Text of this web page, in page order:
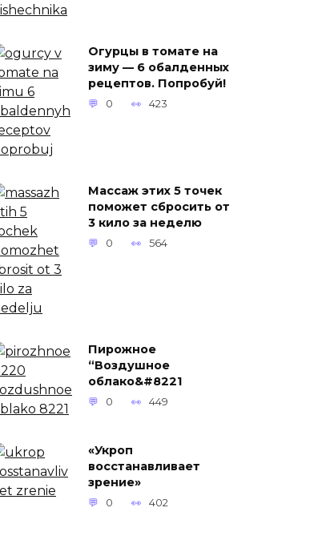
Огурцы в томате на
зиму — 6 обалденных
рецептов. Попробуй!
0 423
Массаж этих 5 точек
поможет сбросить от
3 кило за неделю
0 564
Пирожное
“Воздушное
облако&#8221
0 449
«Укроп
восстанавливает
зрение»
0 402